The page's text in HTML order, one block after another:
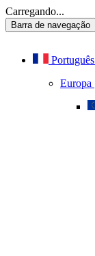
Carregando...
Barra de navegação
Português
Europa